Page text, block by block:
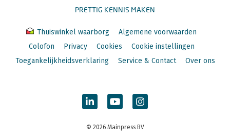
PRETTIG KENNIS MAKEN
Thuiswinkel waarborg
Algemene voorwaarden
Colofon
Privacy Cookies
Cookie instellingen
Toegankelijkheidsverklaring
Service & Contact Over ons
© 2026 Mainpress BV